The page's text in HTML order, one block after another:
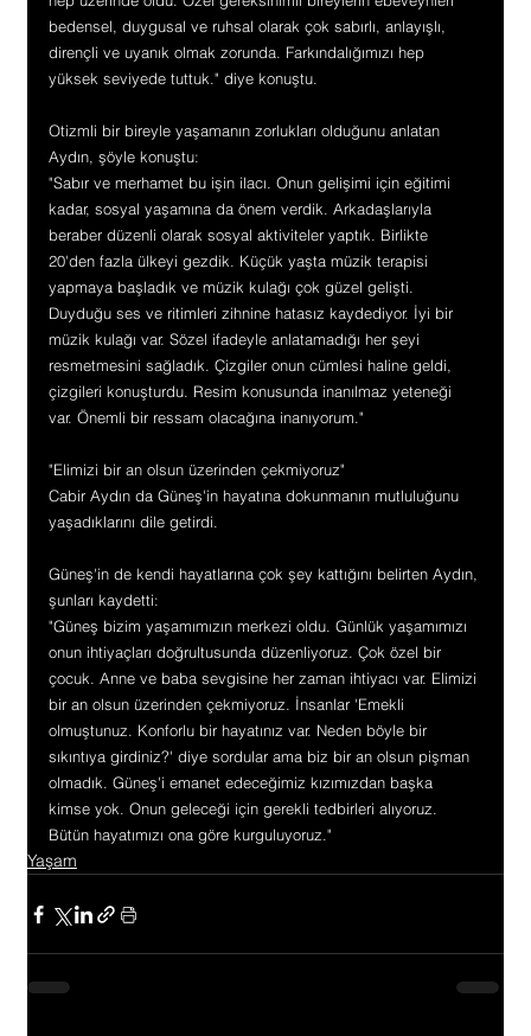
bedensel, duygusal ve ruhsal olarak çok sabırlı, anlayışlı,
dirençli ve uyanık olmak zorunda. Farkındalığımızı hep
yüksek seviyede tuttuk." diye konuştu.
Otizmli bir bireyle yaşamanın zorlukları olduğunu anlatan
Aydın, şöyle konuştu:
"Sabır ve merhamet bu işin ilacı. Onun gelişimi için eğitimi
kadar, sosyal yaşamına da önem verdik. Arkadaşlarıyla
beraber düzenli olarak sosyal aktiviteler yaptık. Birlikte
20'den fazla ülkeyi gezdik. Küçük yaşta müzik terapisi
yapmaya başladık ve müzik kulağı çok güzel gelişti.
Duyduğu ses ve ritimleri zihnine hatasız kaydediyor. İyi bir
müzik kulağı var. Sözel ifadeyle anlatamadığı her şeyi
resmetmesini sağladık. Çizgiler onun cümlesi haline geldi,
çizgileri konuşturdu. Resim konusunda inanılmaz yeteneği
var. Önemli bir ressam olacağına inanıyorum."
"Elimizi bir an olsun üzerinden çekmiyoruz"
Cabir Aydın da Güneş'in hayatına dokunmanın mutluluğunu
yaşadıklarını dile getirdi.
Güneş'in de kendi hayatlarına çok şey kattığını belirten Aydın,
şunları kaydetti:
"Güneş bizim yaşamımızın merkezi oldu. Günlük yaşamımızı
onun ihtiyaçları doğrultusunda düzenliyoruz. Çok özel bir
çocuk. Anne ve baba sevgisine her zaman ihtiyacı var. Elimizi
bir an olsun üzerinden çekmiyoruz. İnsanlar 'Emekli
olmuştunuz. Konforlu bir hayatınız var. Neden böyle bir
sıkıntıya girdiniz?' diye sordular ama biz bir an olsun pişman
olmadık. Güneş'i emanet edeceğimiz kızımızdan başka
kimse yok. Onun geleceği için gerekli tedbirleri alıyoruz.
Bütün hayatımızı ona göre kurguluyoruz."
Yaşam